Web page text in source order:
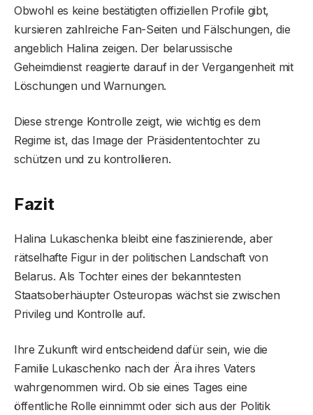
Obwohl es keine bestätigten offiziellen Profile gibt,
kursieren zahlreiche Fan-Seiten und Fälschungen, die
angeblich Halina zeigen. Der belarussische
Geheimdienst reagierte darauf in der Vergangenheit mit
Löschungen und Warnungen.
Diese strenge Kontrolle zeigt, wie wichtig es dem
Regime ist, das Image der Präsidententochter zu
schützen und zu kontrollieren.
Fazit
Halina Lukaschenka bleibt eine faszinierende, aber
rätselhafte Figur in der politischen Landschaft von
Belarus. Als Tochter eines der bekanntesten
Staatsoberhäupter Osteuropas wächst sie zwischen
Privileg und Kontrolle auf.
Ihre Zukunft wird entscheidend dafür sein, wie die
Familie Lukaschenko nach der Ära ihres Vaters
wahrgenommen wird. Ob sie eines Tages eine
öffentliche Rolle einnimmt oder sich aus der Politik